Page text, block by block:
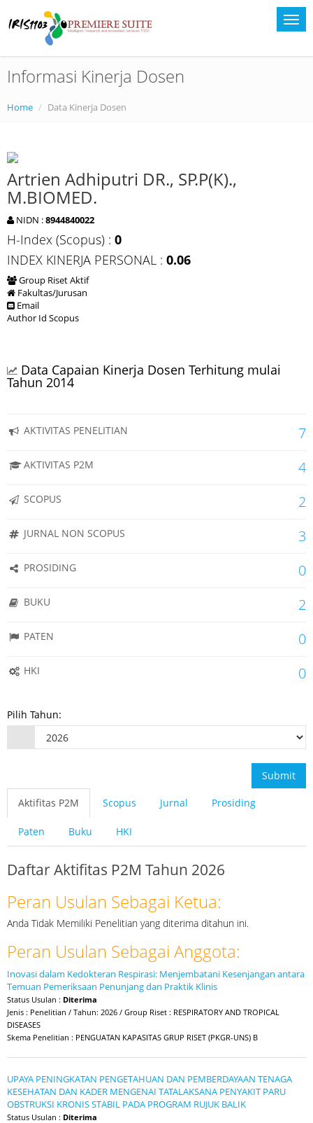
Informasi Kinerja Dosen
Home Data Kinerja Dosen
Artrien Adhiputri DR., SP.P(K).,
M.BIOMED.
NIDN :8944840022
H-Index (Scopus) : 0
INDEX KINERJA PERSONAL : 0.06
Group Riset Aktif
Fakultas/Jurusan
Email
Author Id Scopus
Data Capaian Kinerja Dosen Terhitung mulai
Tahun 2014
AKTIVITAS PENELITIAN 7
AKTIVITAS P2M 4
SCOPUS 2
JURNAL NON SCOPUS 3
PROSIDING 0
BUKU 2
PATEN 0
HKI 0
Pilih Tahun:
Submit
Aktifitas P2M Scopus Jurnal Prosiding
Paten Buku HKI
Daftar Aktifitas P2M Tahun 2026
Peran Usulan Sebagai Ketua:
Anda Tidak Memiliki Penelitian yang diterima ditahun ini.
Peran Usulan Sebagai Anggota:
Inovasi dalam Kedokteran Respirasi: Menjembatani Kesenjangan antara
Temuan Pemeriksaan Penunjang dan Praktik Klinis
Status Usulan : Diterima
Jenis : Penelitian / Tahun: 2026 / Group Riset : RESPIRATORY AND TROPICAL
DISEASES
Skema Penelitian : PENGUATAN KAPASITAS GRUP RISET (PKGR-UNS) B
UPAYA PENINGKATAN PENGETAHUAN DAN PEMBERDAYAAN TENAGA
KESEHATAN DAN KADER MENGENAI TATALAKSANA PENYAKIT PARU
OBSTRUKSI KRONIS STABIL PADA PROGRAM RUJUK BALIK
Status Usulan : Diterima